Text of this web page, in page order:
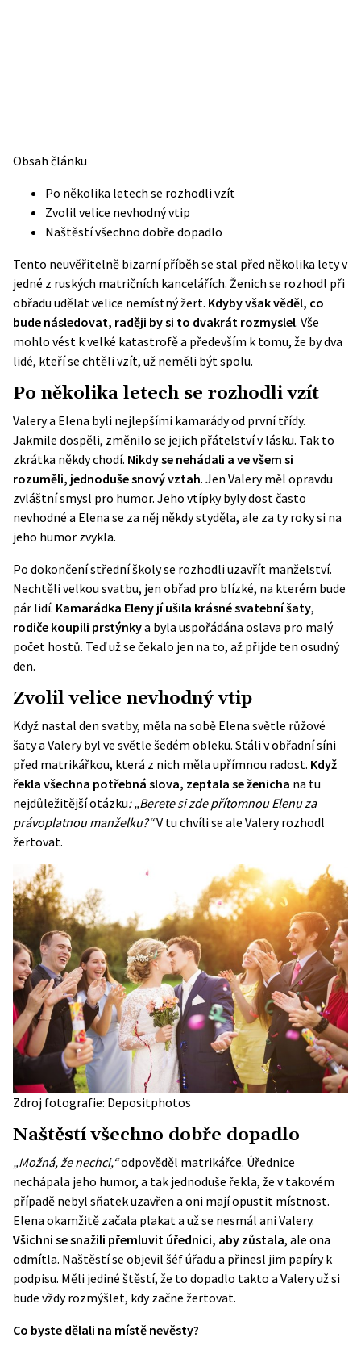
Obsah článku
Po několika letech se rozhodli vzít
Zvolil velice nevhodný vtip
Naštěstí všechno dobře dopadlo
Tento neuvěřitelně bizarní příběh se stal před několika lety v
jedné z ruských matričních kancelářích. Ženich se rozhodl při
obřadu udělat velice nemístný žert. Kdyby však věděl, co
bude následovat, raději by si to dvakrát rozmyslel. Vše
mohlo vést k velké katastrofě a především k tomu, že by dva
lidé, kteří se chtěli vzít, už neměli být spolu.
Po několika letech se rozhodli vzít
Valery a Elena byli nejlepšími kamarády od první třídy.
Jakmile dospěli, změnilo se jejich přátelství vlásku. Tak to
zkrátka někdy chodí. Nikdy se nehádali a ve všem si
rozuměli, jednoduše snový vztah. Jen Valery měl opravdu
zvláštní smysl pro humor. Jeho vtípky byly dost často
nevhodné a Elena se za něj někdy styděla, ale za ty roky si na
jeho humor zvykla.
Po dokončení střední školy se rozhodli uzavřít manželství.
Nechtěli velkou svatbu, jen obřad pro blízké, na kterém bude
pár lidí. Kamarádka Eleny jí ušila krásné svatební šaty,
rodiče koupili prstýnkya byla uspořádána oslava pro malý
počet hostů. Teď už se čekalo jen na to, až přijde ten osudný
den.
Zvolil velice nevhodný vtip
Když nastal den svatby, měla na sobě Elena světle růžové
šaty a Valery byl ve světle šedém obleku. Stáli v obřadní síni
před matrikářkou, která z nich měla upřímnou radost. Když
řekla všechna potřebná slova, zeptala se ženicha na tu
nejdůležitější otázku: „Berete si zde přítomnou Elenu za
právoplatnou manželku?“V tu chvíli se ale Valery rozhodl
žertovat.
Zdroj fotografie: Depositphotos
Naštěstí všechno dobře dopadlo
„Možná, že nechci,“odpověděl matrikářce. Úřednice
nechápala jeho humor, a tak jednoduše řekla, že v takovém
případě nebyl sňatekuzavřen a oni mají opustit místnost.
Elena okamžitě začala plakat a už se nesmál ani Valery.
Všichni se snažili přemluvit úřednici, aby zůstala, ale ona
odmítla. Naštěstí se objevil šéf úřadu a přinesl jim papíry k
podpisu. Měli jediné štěstí, že to dopadlo takto a Valery už si
bude vždy rozmýšlet, kdy začne žertovat.
Co byste dělali na místě nevěsty?